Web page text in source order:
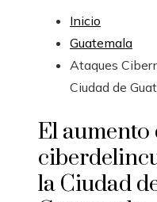
Inicio
Guatemala
Ataques
Ciudad de
El aumento
la Ciudad